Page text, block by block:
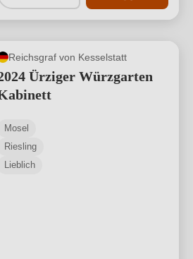
Reichsgraf von Kesselstatt
Ürziger Würzgarten
Mosel
Riesling
Lieblich